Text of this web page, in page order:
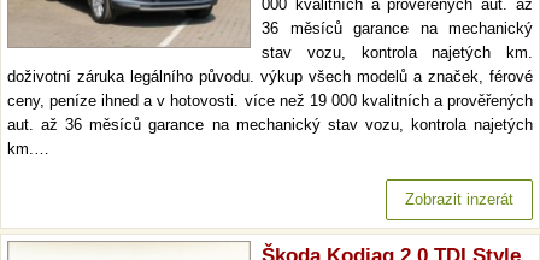
000 kvalitních a prověřených aut. až
36 měsíců garance na mechanický
stav vozu, kontrola najetých km.
doživotní záruka legálního původu. výkup všech modelů a značek, férové
ceny, peníze ihned a v hotovosti. více než 19 000 kvalitních a prověřených
aut. až 36 měsíců garance na mechanický stav vozu, kontrola najetých
km.…
Zobrazit inzerát